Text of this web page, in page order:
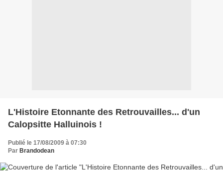
L'Histoire Etonnante des Retrouvailles... d'un
Calopsitte Halluinois !
Publié le 17/08/2009 à 07:30
Par Brandodean